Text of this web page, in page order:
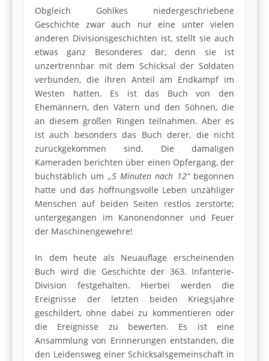
Obgleich Gohlkes niedergeschriebene
Geschichte zwar auch nur eine unter vielen
anderen Divisionsgeschichten ist, stellt sie auch
etwas ganz Besonderes dar, denn sie ist
unzertrennbar mit dem Schicksal der Soldaten
verbunden, die ihren Anteil am Endkampf im
Westen hatten. Es ist das Buch von den
Ehemännern, den Vätern und den Söhnen, die
an diesem großen Ringen teilnahmen. Aber es
ist auch besonders das Buch derer, die nicht
zurückgekommen sind. Die damaligen
Kameraden berichten über einen Opfergang, der
buchstäblich um „5 Minuten nach 12“begonnen
hatte und das hoffnungsvolle Leben unzähliger
Menschen auf beiden Seiten restlos zerstörte;
untergegangen im Kanonendonner und Feuer
der Maschinengewehre!
In dem heute als Neuauflage erscheinenden
Buch wird die Geschichte der 363. Infanterie-
Division festgehalten. Hierbei werden die
Ereignisse der letzten beiden Kriegsjahre
geschildert, ohne dabei zu kommentieren oder
die Ereignisse zu bewerten. Es ist eine
Ansammlung von Erinnerungen entstanden, die
den Leidensweg einer Schicksalsgemeinschaft in